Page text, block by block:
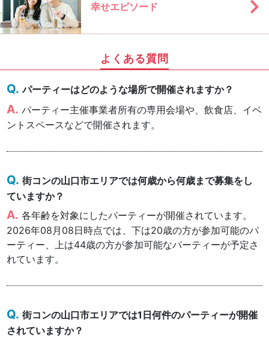
幸せエピソード
よくある質問
パーティーはどのような場所で開催されますか？
パーティー主催事業者所有の専用会場や、飲食店、イベ
ントスペースなどで開催されます。
街コンの山口市エリアでは何歳から何歳まで募集をし
ていますか？
各年齢を対象にしたパーティーが開催されています。
2026年08月08日時点では、下は20歳の方が参加可能のパ
ーティー、上は44歳の方が参加可能なパーティーが予定さ
れています。
街コンの山口市エリアでは1日何件のパーティーが開催
されていますか？